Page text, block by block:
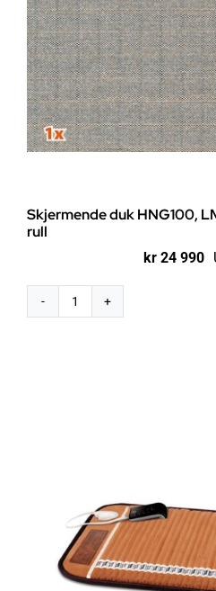
Skjermende duk HNG100,
rull
kr 24 990
Skjermende